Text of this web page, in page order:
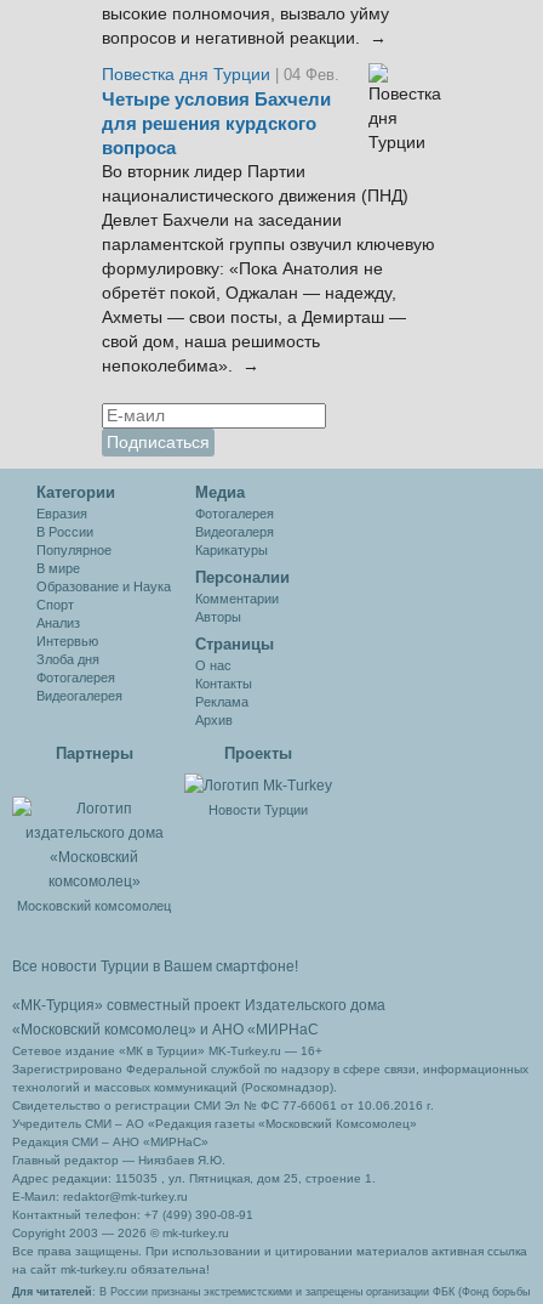
высокие полномочия, вызвало уйму
вопросов и негативной реакции. →
Повестка дня Турции
| 04 Фев.
Четыре условия Бахчели
для решения курдского
вопроса
Во вторник лидер Партии
националистического движения (ПНД)
Девлет Бахчели на заседании
парламентской группы озвучил ключевую
формулировку: «Пока Анатолия не
обретёт покой, Оджалан — надежду,
Ахметы — свои посты, а Демирташ —
свой дом, наша решимость
непоколебима». →
Категории
Евразия
В России
Популярное
В мире
Образование и Наука
Спорт
Анализ
Интервью
Злоба дня
Фотогалерея
Видеогалерея
Медиа
Фотогалерея
Видеогалеря
Карикатуры
Персоналии
Комментарии
Авторы
Cтраницы
О нас
Контакты
Реклама
Архив
Партнеры
Московский комсомолец
Проекты
Новости Турции
Все новости Турции в Вашем смартфоне!
«МК-Турция» совместный проект Издательского дома
«Московский комсомолец» и АНО «МИРНаС
Сетевое издание «МК в Турции» MK-Turkey.ru — 16+
Зарегистрировано Федеральной службой по надзору в сфере связи, информационных
технологий и массовых коммуникаций (Роскомнадзор).
Свидетельство о регистрации СМИ Эл № ФС 77-66061 от 10.06.2016 г.
Учредитель СМИ – АО «Редакция газеты «Московский Комсомолец»
Редакция СМИ – АНО «МИРНаС»
Главный редактор — Ниязбаев Я.Ю.
Адрес редакции: 115035 , ул. Пятницкая, дом 25, строение 1.
Е-Маил: redaktor@mk-turkey.ru
Контактный телефон: +7 (499) 390-08-91
Copyright 2003 — 2026 © mk-turkey.ru
Все права защищены. При использовании и цитировании материалов активная ссылка
на сайт mk-turkey.ru обязательна!
Для читателей : В России признаны экстремистскими и запрещены организации ФБК (Фонд борьбы